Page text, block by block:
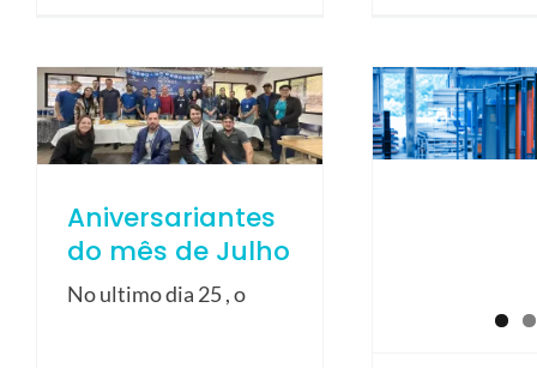
Aniversariantes
do mês de Julho
No ultimo dia 25 , o